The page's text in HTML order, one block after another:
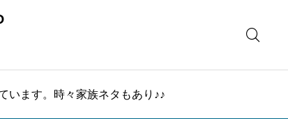
います。時々家族ネタもあり♪♪